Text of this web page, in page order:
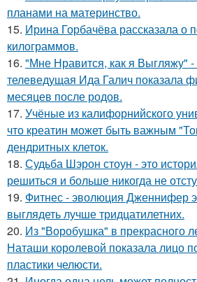
планами на материнство.
15. Ирина Горбачёва рассказала о
килограммов.
16. "Мне Нравится, как я Выгляжу" -
телеведущая Ида Галич показала
месяцев после родов.
17. Учёные из калифорнийского
что креатин может быть важным
дендритных клеток.
18. Судьба Шэрон стоун - это
решиться и больше никогда не
19. Фитнес - эволюция Дженнифер
выглядеть лучше тридцатилетних.
20. Из "Воробушка" в прекрасного
Наташи королевой показала лицо
пластики челюсти.